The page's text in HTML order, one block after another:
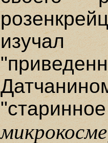
изучал